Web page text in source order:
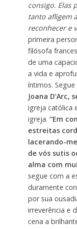
consigo. Elas
tanto afligem
reconhecer e
primeira
filósofa
de uma
a vida e
íntimos.
Joana D’Arc,
igreja católica
igreja. “Em
estreitas
lacerando-
de vós sutis
alma com
segue com a
duramente
por sua
irreverência e
cena a